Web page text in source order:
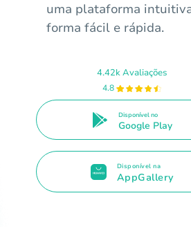
uma plataforma
forma fácil e rápida.
4.42k Avaliações
4.8
Disponível no
Google Play
Disponível na
AppGallery